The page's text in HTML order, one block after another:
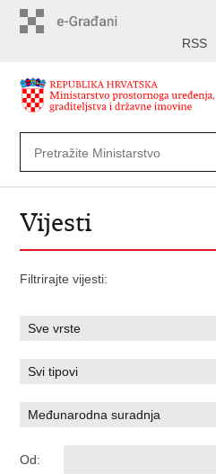
RSS
Vijesti
Filtrirajte vijesti:
Od: